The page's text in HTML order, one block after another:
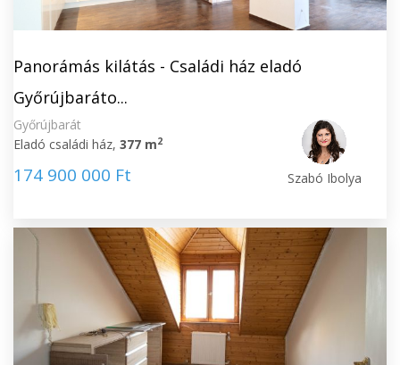
Panorámás kilátás - Családi ház eladó
Győrújbaráto...
Győrújbarát
Eladó családi ház, 377 m2
174 900 000 Ft Szabó Ibolya